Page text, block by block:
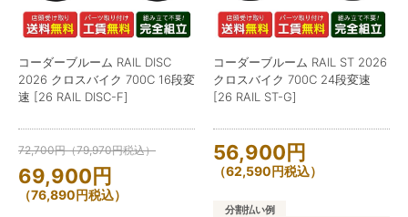
コーダーブルーム RAIL DISC
2026 クロスバイク 700C 16段変
速 [26 RAIL DISC-F]
72,700円（79,970円税込）
69,900円
（76,890円税込）
コーダーブルーム RAIL ST 2026
クロスバイク 700C 24段変速
[26 RAIL ST-G]
56,900円
（62,590円税込）
分割払い例